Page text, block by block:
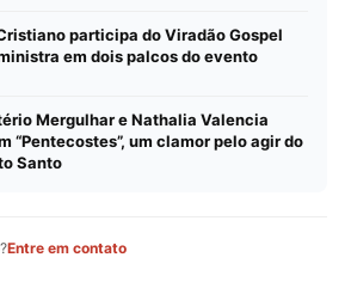
participa do Viradão Gospel
em dois palcos do evento
Mergulhar e Nathalia Valencia
“Pentecostes”, um clamor pelo agir do
Santo
Entre em contato